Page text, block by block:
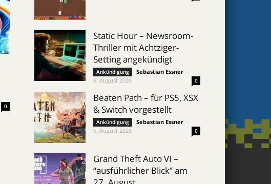
0
Static Hour – Newsroom-
Thriller mit Achtziger-
Setting angekündigt
Ankündigung Sebastian Essner
6. August 2026
0
Beaten Path – für PS5, XSX
& Switch vorgestellt
Ankündigung Sebastian Essner
6. August 2026
0
Grand Theft Auto VI –
“ausführlicher Blick” am